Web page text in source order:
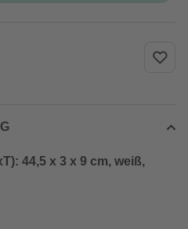
44,5 x 3 x 9 cm, weiß,